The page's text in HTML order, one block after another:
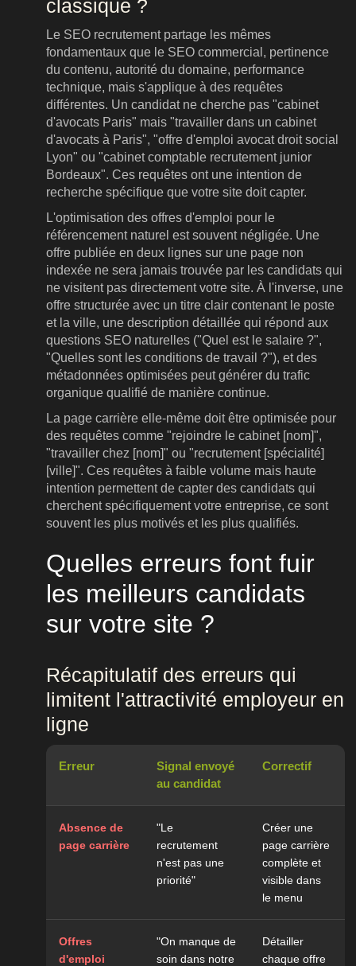
classique ?
Le SEO recrutement partage les mêmes
fondamentaux que le SEO commercial, pertinence
du contenu, autorité du domaine, performance
technique, mais s'applique à des requêtes
différentes. Un candidat ne cherche pas "cabinet
d'avocats Paris" mais "travailler dans un cabinet
d'avocats à Paris", "offre d'emploi avocat droit social
Lyon" ou "cabinet comptable recrutement junior
Bordeaux". Ces requêtes ont une intention de
recherche spécifique que votre site doit capter.
L'optimisation des offres d'emploi pour le
référencement naturel est souvent négligée. Une
offre publiée en deux lignes sur une page non
indexée ne sera jamais trouvée par les candidats qui
ne visitent pas directement votre site. À l'inverse, une
offre structurée avec un titre clair contenant le poste
et la ville, une description détaillée qui répond aux
questions SEO naturelles ("Quel est le salaire ?",
"Quelles sont les conditions de travail ?"), et des
métadonnées optimisées peut générer du trafic
organique qualifié de manière continue.
La page carrière elle-même doit être optimisée pour
des requêtes comme "rejoindre le cabinet [nom]",
"travailler chez [nom]" ou "recrutement [spécialité]
[ville]". Ces requêtes à faible volume mais haute
intention permettent de capter des candidats qui
cherchent spécifiquement votre entreprise, ce sont
souvent les plus motivés et les plus qualifiés.
Quelles erreurs font fuir
les meilleurs candidats
sur votre site ?
Récapitulatif des erreurs qui
limitent l'attractivité employeur en
ligne
Erreur
Signal envoyé
au candidat
Correctif
Absence de
page carrière
"Le
recrutement
n'est pas une
priorité"
Créer une
page carrière
complète et
visible dans
le menu
Offres
d'emploi
"On manque de
soin dans notre
Détailler
chaque offre